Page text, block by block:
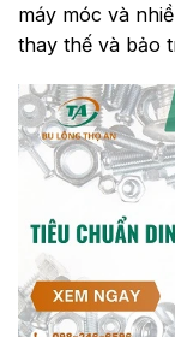
máy móc và
thay thế và bảo